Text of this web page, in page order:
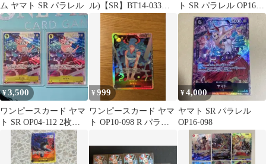
ム ヤマト SR パラレル
ル)【SR】BT14-033
IT22BSELS60K
ト SR パラレル OP16-
098
¥3,500
ワンピースカード ヤマ
ト SR OP04-112 2枚セ
ット
¥999
ワンピースカード ヤマ
ト OP10-098 R パラレ
¥4,000
ヤマト SR パラレル
OP16-098